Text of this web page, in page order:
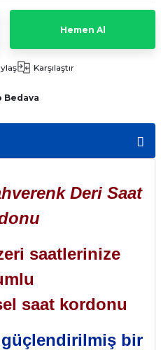
Hemen Al
Karşılaştır
Bedava
Deri Saat
saatlerinize
saat kordonu
güçlendirilmiş bir